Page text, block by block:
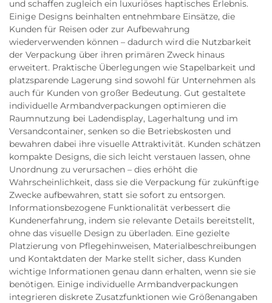
und schaffen zugleich ein luxuriöses haptisches Erlebnis.
Einige Designs beinhalten entnehmbare Einsätze, die
Kunden für Reisen oder zur Aufbewahrung
wiederverwenden können – dadurch wird die Nutzbarkeit
der Verpackung über ihren primären Zweck hinaus
erweitert. Praktische Überlegungen wie Stapelbarkeit und
platzsparende Lagerung sind sowohl für Unternehmen als
auch für Kunden von großer Bedeutung. Gut gestaltete
individuelle Armbandverpackungen optimieren die
Raumnutzung bei Ladendisplay, Lagerhaltung und im
Versandcontainer, senken so die Betriebskosten und
bewahren dabei ihre visuelle Attraktivität. Kunden schätzen
kompakte Designs, die sich leicht verstauen lassen, ohne
Unordnung zu verursachen – dies erhöht die
Wahrscheinlichkeit, dass sie die Verpackung für zukünftige
Zwecke aufbewahren, statt sie sofort zu entsorgen.
Informationsbezogene Funktionalität verbessert die
Kundenerfahrung, indem sie relevante Details bereitstellt,
ohne das visuelle Design zu überladen. Eine gezielte
Platzierung von Pflegehinweisen, Materialbeschreibungen
und Kontaktdaten der Marke stellt sicher, dass Kunden
wichtige Informationen genau dann erhalten, wenn sie sie
benötigen. Einige individuelle Armbandverpackungen
integrieren diskrete Zusatzfunktionen wie Größenangaben